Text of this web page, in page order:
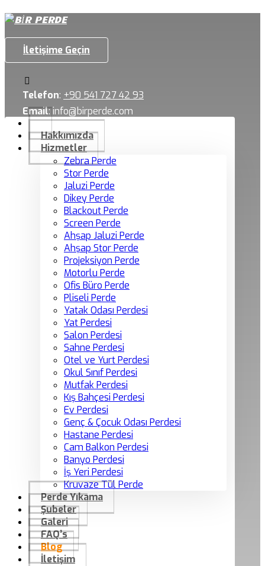
İletişime Geçin
Telefon: +90 541 727 42 93
Email:info@birperde.com
Hakkımızda
Hizmetler
Zebra Perde
Stor Perde
Jaluzi Perde
Dikey Perde
Blackout Perde
Screen Perde
Ahşap Jaluzi Perde
Ahşap Stor Perde
Projeksiyon Perde
Motorlu Perde
Ofis Büro Perde
Pliseli Perde
Yatak Odası Perdesi
Yat Perdesi
Salon Perdesi
Sahne Perdesi
Otel ve Yurt Perdesi
Okul Sınıf Perdesi
Mutfak Perdesi
Kış Bahçesi Perdesi
Ev Perdesi
Genç & Çocuk Odası Perdesi
Hastane Perdesi
Cam Balkon Perdesi
Banyo Perdesi
İş Yeri Perdesi
Kruvaze Tül Perde
Perde Yıkama
Şubeler
Galeri
FAQ’s
Blog
İletişim